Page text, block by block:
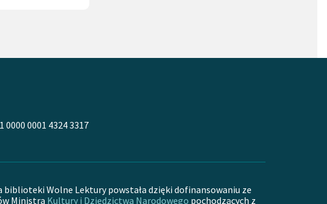
0000 0001 4324 3317
biblioteki Wolne Lektury powstała dzięki dofinansowaniu ze
Ministra Kultury i Dziedzictwa Narodowego pochodzących z